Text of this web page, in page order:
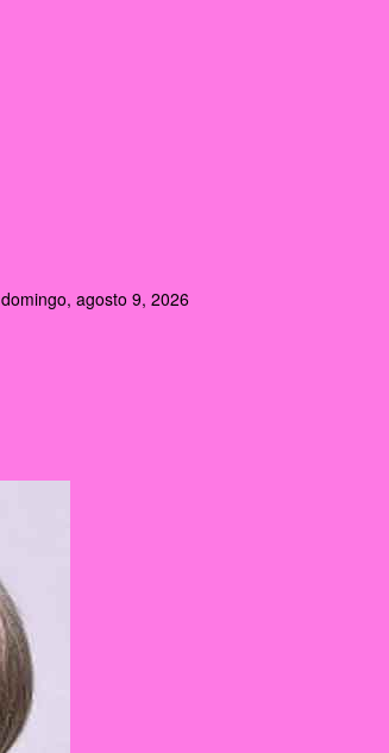
domingo, agosto 9, 2026